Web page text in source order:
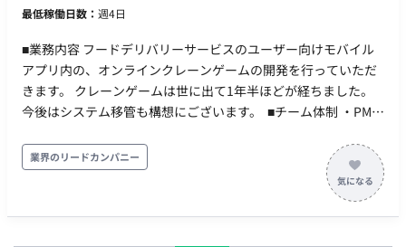
最低稼働日数： 週4日
■業務内容 フードデリバリーサービスのユーザー向けモバイル
アプリ内の、オンラインクレーンゲームの開発を行っていただ
きます。 クレーンゲームは世に出て1年半ほどが経ちました。
今後はシステム移管も構想にございます。 ■チーム体制 ・PM：
■利用技術・ツール Go, Kubernetes, TiDB, PHP, GCP Java, IoT
系の開発経験はあると尚良い ■働き方について ・稼働時間：10
時～19時想定 ・稼働量：週4以上 ■稼働開始日について 毎月第
一営業日と第三月曜日となり、締切日は約2週間前となります。
業界のリードカンパニー